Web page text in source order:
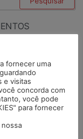
fornecer uma
e visitas
concorda com
você pode
para fornecer
nossa